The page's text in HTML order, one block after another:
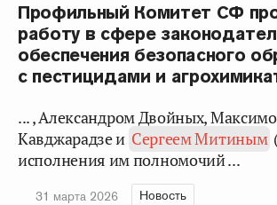
Профильный Комитет СФ
работу в сфере
обеспечения безопасного
с пестицидами и
... , Александром Двойных,
Кавджарадзе и Сергеем Митиным
исполнения им полномочий ...
31 марта 2026 Новость